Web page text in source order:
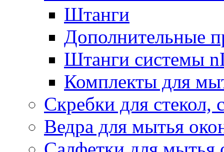
Штанги
Дополнительные
Штанги системы
Комплекты для
Скребки для стекол,
Ведра для мытья